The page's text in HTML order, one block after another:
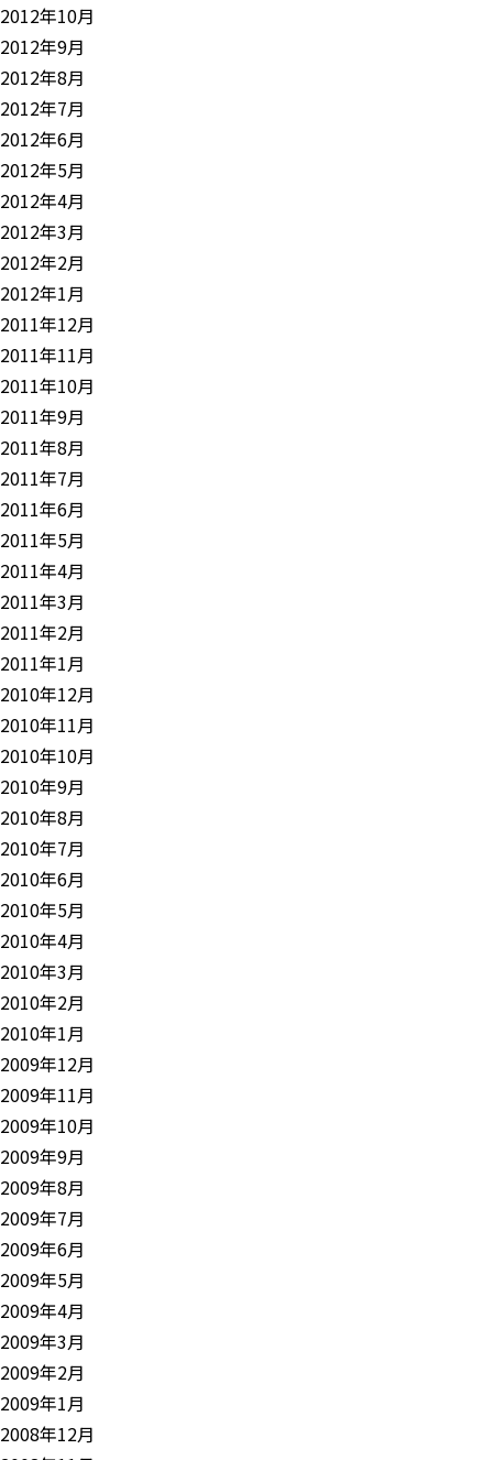
2012年10月
2012年9月
2012年8月
2012年7月
2012年6月
2012年5月
2012年4月
2012年3月
2012年2月
2012年1月
2011年12月
2011年11月
2011年10月
2011年9月
2011年8月
2011年7月
2011年6月
2011年5月
2011年4月
2011年3月
2011年2月
2011年1月
2010年12月
2010年11月
2010年10月
2010年9月
2010年8月
2010年7月
2010年6月
2010年5月
2010年4月
2010年3月
2010年2月
2010年1月
2009年12月
2009年11月
2009年10月
2009年9月
2009年8月
2009年7月
2009年6月
2009年5月
2009年4月
2009年3月
2009年2月
2009年1月
2008年12月